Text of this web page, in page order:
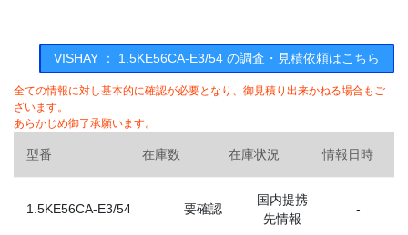
VISHAY ： 1.5KE56CA-E3/54 の調査・見積依頼はこちら
全ての情報に対し基本的に確認が必要となり、御見積り出来かねる場合もご
ざいます。
あらかじめ御了承願います。
型番 在庫数 在庫状況 情報日時
1.5KE56CA-E3/54 要確認
国内提携
先情報
-